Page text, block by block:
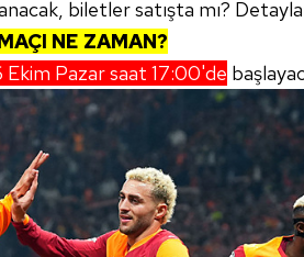
biletler satışta mı?
NE ZAMAN?
Ekim Pazar saat 17:00'de